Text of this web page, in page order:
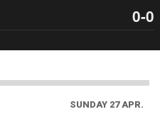
0-0
SUNDAY 27 APR.